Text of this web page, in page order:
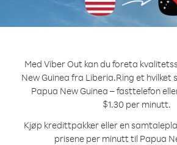
Med Viber Out kan du foreta
New Guinea fra Liberia.Ring et hvilket
Papua New Guinea – fasttelefon
$1.30 per minutt.
Kjøp kredittpakker eller en
prisene per minutt til Papua